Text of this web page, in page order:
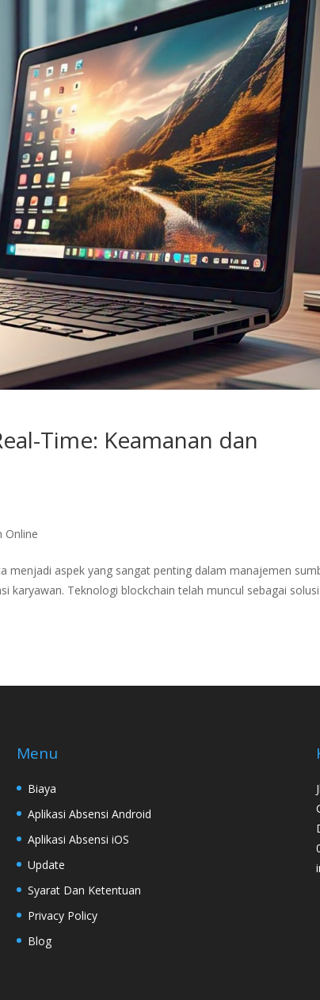
Time: Keamanan dan
Online
menjadi aspek yang sangat penting dalam manajemen
karyawan. Teknologi blockchain telah muncul sebagai solusi
Menu
Biaya
Aplikasi Absensi Android
Aplikasi Absensi iOS
Update
Syarat Dan Ketentuan
Privacy Policy
Blog